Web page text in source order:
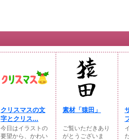
クリスマスの文
字とクリス...
今日はイラストの
要望から、かわい
素材「猿田」
ご覧いただきあり
がとうございま